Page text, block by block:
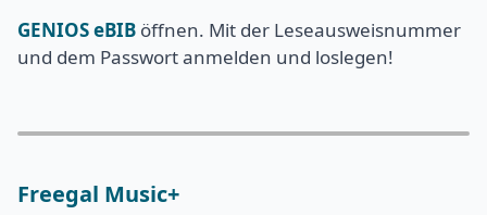
GENIOS eBIB öffnen. Mit der Leseausweisnummer
und dem Passwort anmelden und loslegen!
Freegal Music+